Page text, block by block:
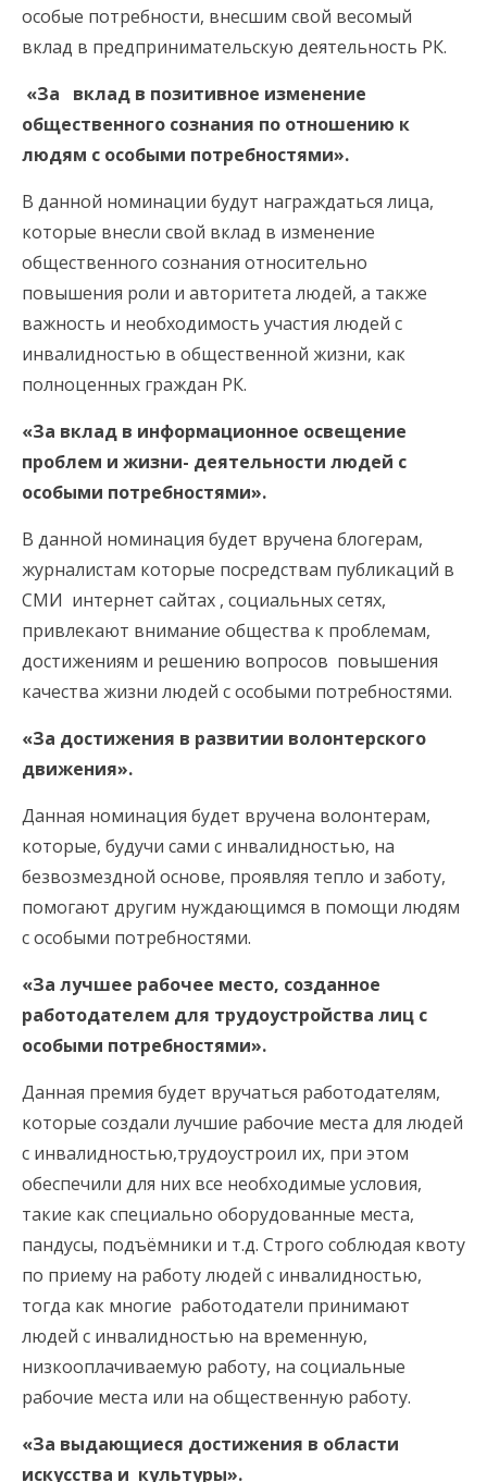
особые потребности, внесшим свой весомый
вклад в предпринимательскую деятельность РК.
«За вклад в позитивное изменение
общественного сознания по отношению к
людям с особыми потребностями».
В данной номинации будут награждаться лица,
которые внесли свой вклад в изменение
общественного сознания относительно
повышения роли и авторитета людей, а также
важность и необходимость участия людей с
инвалидностью в общественной жизни, как
полноценных граждан РК.
«За вклад в информационное освещение
проблем и жизни- деятельности людей с
особыми потребностями».
В данной номинация будет вручена блогерам,
журналистам которые посредствам публикаций в
СМИ интернет сайтах , социальных сетях,
привлекают внимание общества к проблемам,
достижениям и решению вопросов повышения
качества жизни людей с особыми потребностями.
«За достижения в развитии волонтерского
движения».
Данная номинация будет вручена волонтерам,
которые, будучи сами с инвалидностью, на
безвозмездной основе, проявляя тепло и заботу,
помогают другим нуждающимся в помощи людям
с особыми потребностями.
«За лучшее рабочее место, созданное
работодателем для трудоустройства лиц с
особыми потребностями».
Данная премия будет вручаться работодателям,
которые создали лучшие рабочие места для людей
с инвалидностью,трудоустроил их, при этом
обеспечили для них все необходимые условия,
такие как специально оборудованные места,
пандусы, подъёмники и т.д. Строго соблюдая квоту
по приему на работу людей с инвалидностью,
тогда как многие работодатели принимают
людей с инвалидностью на временную,
низкооплачиваемую работу, на социальные
рабочие места или на общественную работу.
«За выдающиеся достижения в области
искусства и культуры».